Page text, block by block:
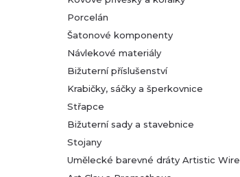
Porcelán
Šatonové komponenty
Návlekové materiály
Bižuterní příslušenství
Krabičky, sáčky a šperkovnice
Střapce
Bižuterní sady a stavebnice
Stojany
Umělecké barevné dráty Artistic Wire